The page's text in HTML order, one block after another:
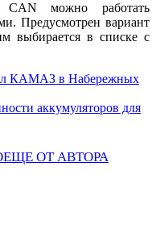
CAN можно работать
Предусмотрен вариант
выбирается в списке с
КАМАЗ в Набережных
аккумуляторов для
ЕЩЕ ОТ АВТОРА